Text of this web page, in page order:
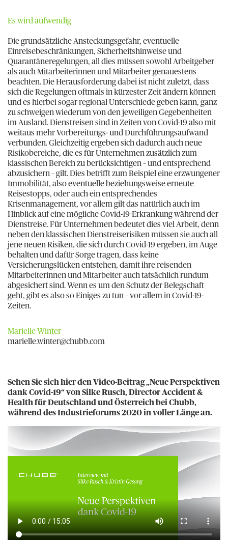
Es wird aufwendig
Die grundsätzliche Ansteckungsgefahr, eventuelle
Einreisebeschränkungen, Sicherheitshinweise und
Quarantäneregelungen, all dies müssen sowohl Arbeitgeber
als auch Mitarbeiterinnen und Mitarbeiter genauestens
beachten. Die Herausforderung dabei ist nicht zuletzt, dass
sich die Regelungen oftmals in kürzester Zeit ändern können
und es hierbei sogar regional Unterschiede geben kann, ganz
zu schweigen wiederum von den jeweiligen Gegebenheiten
im Ausland. Dienstreisen sind in Zeiten von Covid-19 also mit
weitaus mehr Vorbereitungs- und Durchführungsaufwand
verbunden. Gleichzeitig ergeben sich dadurch auch neue
Risikobereiche, die es für Unternehmen zusätzlich zum
klassischen Bereich zu berücksichtigen – und entsprechend
abzusichern – gilt. Dies betrifft zum Beispiel eine erzwungener
Immobilität, also eventuelle beziehungsweise erneute
Reisestopps, oder auch ein entsprechendes
Krisenmanagement, vor allem gilt das natürlich auch im
Hinblick auf eine mögliche Covid-19-Erkrankung während der
Dienstreise. Für Unternehmen bedeutet dies viel Arbeit, denn
neben den klassischen Dienstreiserisiken müssen sie auch all
jene neuen Risiken, die sich durch Covid-19 ergeben, im Auge
behalten und dafür Sorge tragen, dass keine
Versicherungslücken entstehen, damit ihre reisenden
Mitarbeiterinnen und Mitarbeiter auch tatsächlich rundum
abgesichert sind. Wenn es um den Schutz der Belegschaft
geht, gibt es also so Einiges zu tun – vor allem in Covid-19-
Zeiten.
Marielle Winter
marielle.winter@chubb.com
Sehen Sie sich hier den Video-Beitrag „Neue Perspektiven
dank Covid-19“ von Silke Rusch, Director Accident &
Health für Deutschland und Österreich bei Chubb,
während des Industrieforums 2020 in voller Länge an.